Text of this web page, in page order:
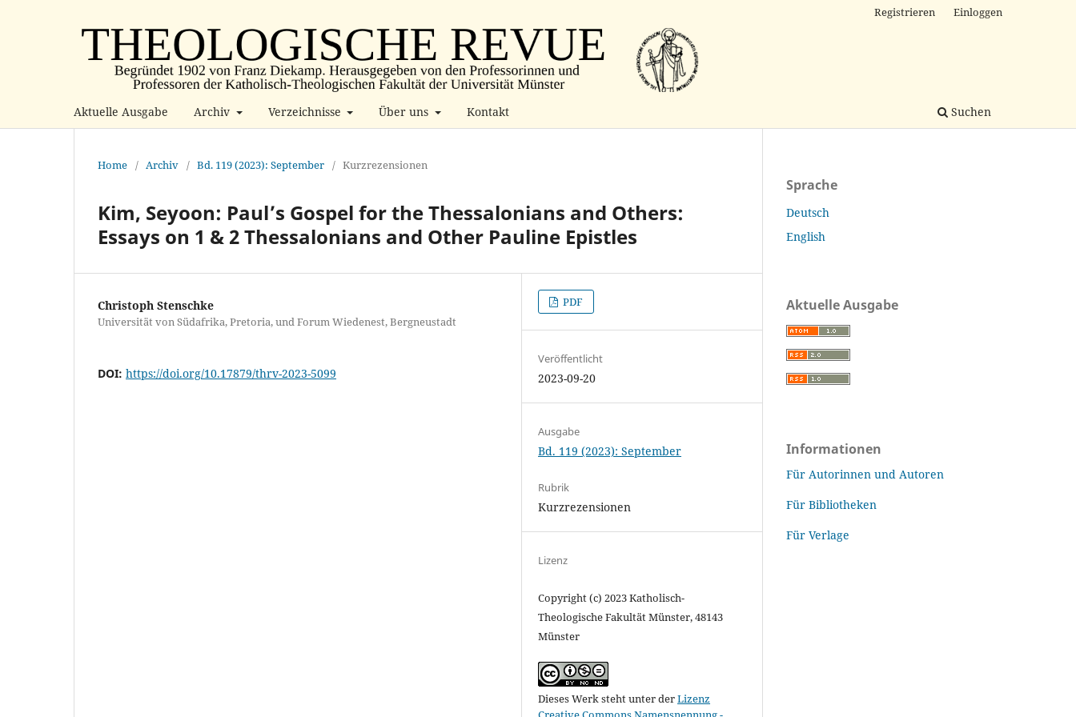
Aktuelle Ausgabe Archiv Verzeichnisse Über uns Kontakt Suchen
Registrieren Einloggen
Home / Archiv / Bd. 119 (2023): September / Kurzrezensionen
Kim, Seyoon: Paul’s Gospel for the Thessalonians and Others:
Essays on 1 & 2 Thessalonians and Other Pauline Epistles
Christoph Stenschke
Universität von Südafrika, Pretoria, und Forum Wiedenest, Bergneustadt
DOI: https://doi.org/10.17879/thrv-2023-5099
PDF
Veröffentlicht
2023-09-20
Ausgabe
Bd. 119 (2023): September
Rubrik
Kurzrezensionen
Lizenz
Copyright (c) 2023 Katholisch-
Theologische Fakultät Münster, 48143
Münster
Dieses Werk steht unter derLizenz
Sprache
Deutsch
English
Aktuelle Ausgabe
Informationen
Für Autorinnen und Autoren
Für Bibliotheken
Für Verlage